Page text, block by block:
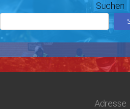
Suchen
Adresse